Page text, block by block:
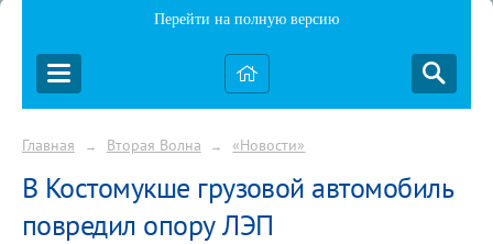
Перейти на полную версию
Главная → Вторая Волна → «Новости»
В Костомукше грузовой автомобиль
повредил опору ЛЭП